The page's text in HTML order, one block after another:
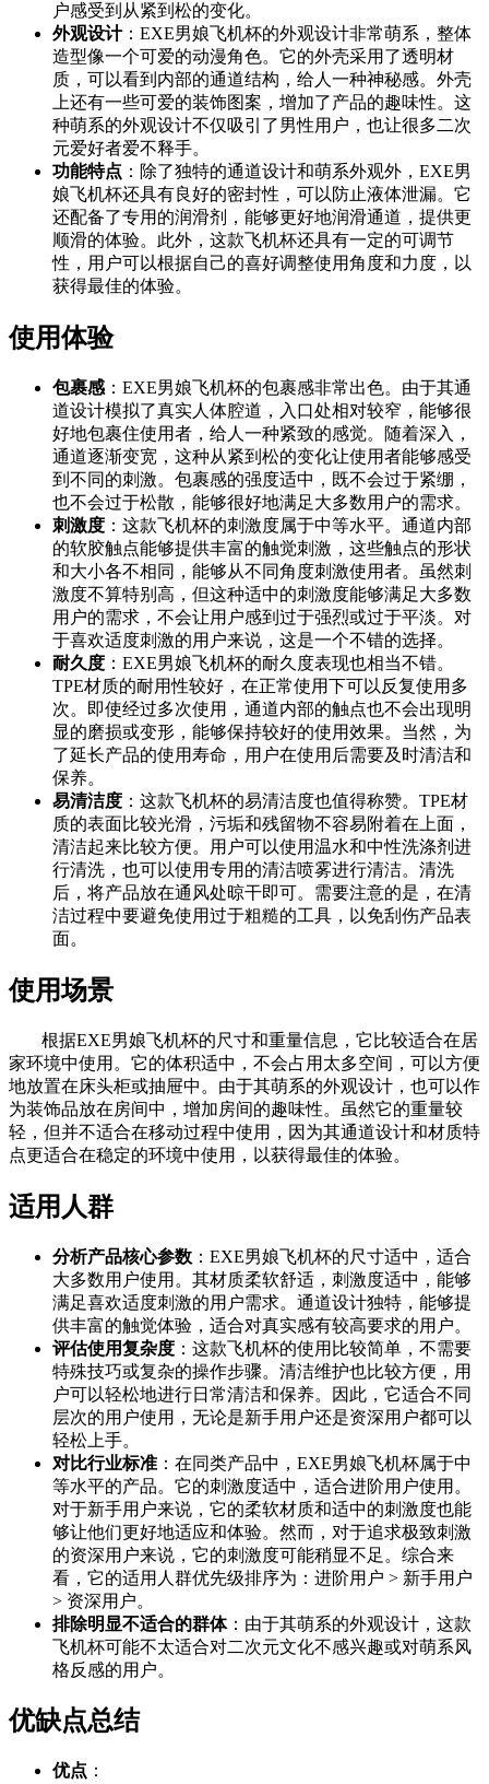
户感受到从紧到松的变化。
外观设计：EXE男娘飞机杯的外观设计非常萌系，整体
造型像一个可爱的动漫角色。它的外壳采用了透明材
质，可以看到内部的通道结构，给人一种神秘感。外壳
上还有一些可爱的装饰图案，增加了产品的趣味性。这
种萌系的外观设计不仅吸引了男性用户，也让很多二次
元爱好者爱不释手。
功能特点 ：除了独特的通道设计和萌系外观外，EXE男
娘飞机杯还具有良好的密封性，可以防止液体泄漏。它
还配备了专用的润滑剂，能够更好地润滑通道，提供更
顺滑的体验。此外，这款飞机杯还具有一定的可调节
性，用户可以根据自己的喜好调整使用角度和力度，以
获得最佳的体验。
使用体验
包裹感 ：EXE男娘飞机杯的包裹感非常出色。由于其通
道设计模拟了真实人体腔道，入口处相对较窄，能够很
好地包裹住使用者，给人一种紧致的感觉。随着深入，
通道逐渐变宽，这种从紧到松的变化让使用者能够感受
到不同的刺激。包裹感的强度适中，既不会过于紧绷，
也不会过于松散，能够很好地满足大多数用户的需求。
刺激度 ：这款飞机杯的刺激度属于中等水平。通道内部
的软胶触点能够提供丰富的触觉刺激，这些触点的形状
和大小各不相同，能够从不同角度刺激使用者。虽然刺
激度不算特别高，但这种适中的刺激度能够满足大多数
用户的需求，不会让用户感到过于强烈或过于平淡。对
于喜欢适度刺激的用户来说，这是一个不错的选择。
耐久度 ：EXE男娘飞机杯的耐久度表现也相当不错。
TPE材质的耐用性较好，在正常使用下可以反复使用多
次。即使经过多次使用，通道内部的触点也不会出现明
显的磨损或变形，能够保持较好的使用效果。当然，为
了延长产品的使用寿命，用户在使用后需要及时清洁和
保养。
易清洁度 ：这款飞机杯的易清洁度也值得称赞。TPE材
质的表面比较光滑，污垢和残留物不容易附着在上面，
清洁起来比较方便。用户可以使用温水和中性洗涤剂进
行清洗，也可以使用专用的清洁喷雾进行清洁。清洗
后，将产品放在通风处晾干即可。需要注意的是，在清
洁过程中要避免使用过于粗糙的工具，以免刮伤产品表
面。
使用场景
根据EXE男娘飞机杯的尺寸和重量信息，它比较适合在居
家环境中使用。它的体积适中，不会占用太多空间，可以方便
地放置在床头柜或抽屉中。由于其萌系的外观设计，也可以作
为装饰品放在房间中，增加房间的趣味性。虽然它的重量较
轻，但并不适合在移动过程中使用，因为其通道设计和材质特
点更适合在稳定的环境中使用，以获得最佳的体验。
适用人群
分析产品核心参数 ：EXE男娘飞机杯的尺寸适中，适合
大多数用户使用。其材质柔软舒适，刺激度适中，能够
满足喜欢适度刺激的用户需求。通道设计独特，能够提
供丰富的触觉体验，适合对真实感有较高要求的用户。
评估使用复杂度 ：这款飞机杯的使用比较简单，不需要
特殊技巧或复杂的操作步骤。清洁维护也比较方便，用
户可以轻松地进行日常清洁和保养。因此，它适合不同
层次的用户使用，无论是新手用户还是资深用户都可以
轻松上手。
对比行业标准 ：在同类产品中，EXE男娘飞机杯属于中
等水平的产品。它的刺激度适中，适合进阶用户使用。
对于新手用户来说，它的柔软材质和适中的刺激度也能
够让他们更好地适应和体验。然而，对于追求极致刺激
的资深用户来说，它的刺激度可能稍显不足。综合来
看，它的适用人群优先级排序为：进阶用户 > 新手用户
> 资深用户。
排除明显不适合的群体：由于其萌系的外观设计，这款
飞机杯可能不太适合对二次元文化不感兴趣或对萌系风
格反感的用户。
优缺点总结
优点 ：